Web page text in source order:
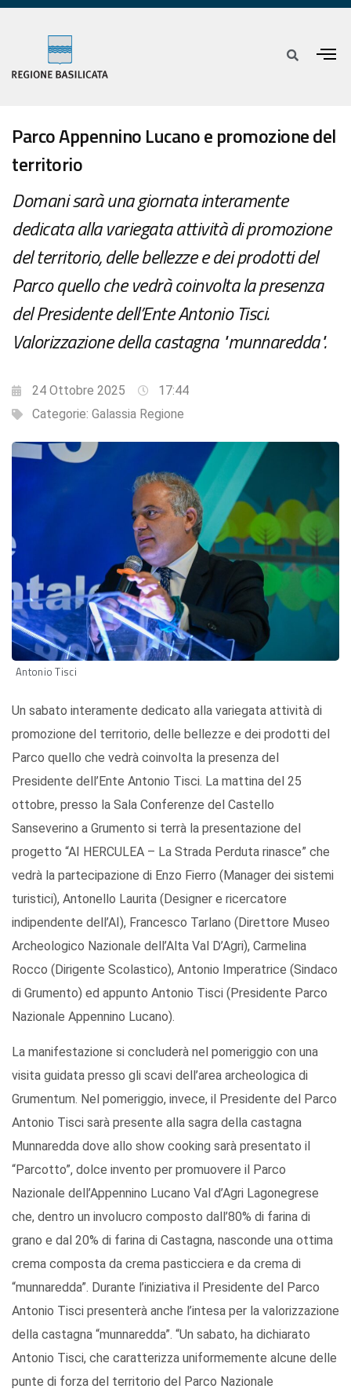
Parco Appennino Lucano e promozione del
territorio
Domani sarà una giornata interamente
dedicata alla variegata attività di promozione
del territorio, delle bellezze e dei prodotti del
Parco quello che vedrà coinvolta la presenza
del Presidente dell’Ente Antonio Tisci.
Valorizzazione della castagna "munnaredda".
24 Ottobre 2025
17:44
Categorie: Galassia Regione
Antonio Tisci
Un sabato interamente dedicato alla variegata attività di
promozione del territorio, delle bellezze e dei prodotti del
Parco quello che vedrà coinvolta la presenza del
Presidente dell’Ente Antonio Tisci. La mattina del 25
ottobre, presso la Sala Conferenze del Castello
Sanseverino a Grumento si terrà la presentazione del
progetto “AI HERCULEA – La Strada Perduta rinasce” che
vedrà la partecipazione di Enzo Fierro (Manager dei sistemi
turistici), Antonello Laurita (Designer e ricercatore
indipendente dell’AI), Francesco Tarlano (Direttore Museo
Archeologico Nazionale dell’Alta Val D’Agri), Carmelina
Rocco (Dirigente Scolastico), Antonio Imperatrice (Sindaco
di Grumento) ed appunto Antonio Tisci (Presidente Parco
Nazionale Appennino Lucano).
La manifestazione si concluderà nel pomeriggio con una
visita guidata presso gli scavi dell’area archeologica di
Grumentum. Nel pomeriggio, invece, il Presidente del Parco
Antonio Tisci sarà presente alla sagra della castagna
Munnaredda dove allo show cooking sarà presentato il
“Parcotto”, dolce invento per promuovere il Parco
Nazionale dell’Appennino Lucano Val d’Agri Lagonegrese
che, dentro un involucro composto dall’80% di farina di
grano e dal 20% di farina di Castagna, nasconde una ottima
crema composta da crema pasticciera e da crema di
“munnaredda”. Durante l’iniziativa il Presidente del Parco
Antonio Tisci presenterà anche l’intesa per la valorizzazione
della castagna “munnaredda”. “Un sabato, ha dichiarato
Antonio Tisci, che caratterizza uniformemente alcune delle
punte di forza del territorio del Parco Nazionale